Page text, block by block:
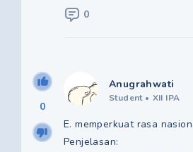
0
0
Anugrahwati
Student • XII IPA
E. memperkuat rasa
Penjelasan: